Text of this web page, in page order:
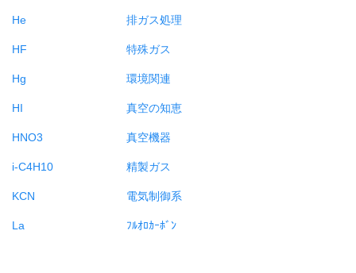
He
HF
Hg
HI
HNO3
i-C4H10
KCN
La
排ガス処理
特殊ガス
環境関連
真空の知恵
真空機器
精製ガス
電気制御系
ﾌﾙｵﾛｶｰﾎﾞﾝ